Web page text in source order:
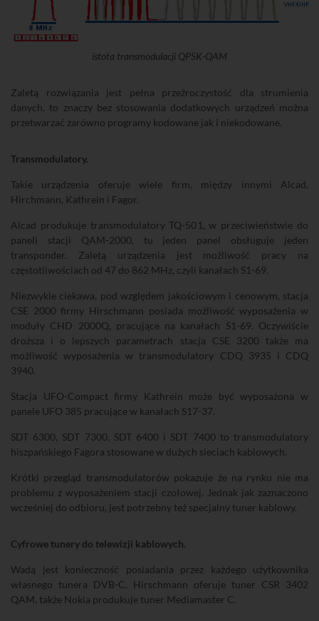
istota transmodulacji QPSK-QAM
Zaletą rozwiązania jest pełna przeźroczystość dla strumienia
danych, to znaczy bez stosowania dodatkowych urządzeń można
przetwarzać zarówno programy kodowane jak i niekodowane.
Transmodulatory.
Takie urządzenia oferuje wiele firm, między innymi Alcad,
Hirchmann, Kathrein i Fagor.
Alcad produkuje transmodulatory TQ-501, w przeciwieństwie do
paneli stacji QAM-2000, tu jeden panel obsługuje jeden
transponder. Zaletą urządzenia jest możliwość pracy na
częstotliwościach od 47 do 862 MHz, czyli kanałach S1-69.
Niezwykle ciekawa, pod względem jakościowym i cenowym, stacja
CSE 2000 firmy Hirschmann posiada możliwość wyposażenia w
moduły CHD 2000Q, pracujące na kanałach S1-69. Oczywiście
droższa i o lepszych parametrach stacja CSE 3200 także ma
możliwość wyposażenia w transmodulatory CDQ 3935 i CDQ
3940.
Stacja UFO-Compact firmy Kathrein może być wyposażona w
panele UFO 385 pracujące w kanałach S17-37.
SDT 6300, SDT 7300, SDT 6400 i SDT 7400 to transmodulatory
hiszpańskiego Fagora stosowane w dużych sieciach kablowych.
Krótki przegląd transmodulatorów pokazuje że na rynku nie ma
problemu z wyposażeniem stacji czołowej. Jednak jak zaznaczono
wcześniej do odbioru, jest potrzebny też specjalny tuner kablowy.
Cyfrowe tunery do telewizji kablowych.
Wadą jest konieczność posiadania przez każdego użytkownika
własnego tunera DVB-C. Hirschmann oferuje tuner CSR 3402
QAM, także Nokia produkuje tuner Mediamaster C.